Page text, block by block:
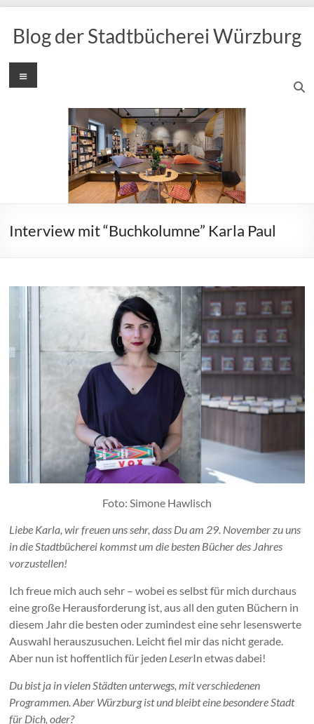
Inhalt
springen
Blog der Stadtbücherei Würzburg
Menü
Interview mit “Buchkolumne” Karla Paul
Foto: Simone Hawlisch
Liebe Karla, wir freuen uns sehr, dass Du am 29. November zu uns
in die Stadtbücherei kommst um die besten Bücher des Jahres
vorzustellen!
Ich freue mich auch sehr – wobei es selbst für mich durchaus
eine große Herausforderung ist, aus all den guten Büchern in
diesem Jahr die besten oder zumindest eine sehr lesenswerte
Auswahl herauszusuchen. Leicht fiel mir das nicht gerade.
Aber nun ist hoffentlich für jeden LeserIn etwas dabei!
Du bist ja in vielen Städten unterwegs, mit verschiedenen
Programmen. Aber Würzburg ist und bleibt eine besondere Stadt
für Dich, oder?